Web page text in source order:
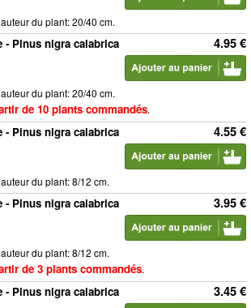
du plant: 20/40 cm.
4.95 €
- Pinus nigra calabrica
du plant: 20/40 cm.
de 10 plants commandés.
4.55 €
- Pinus nigra calabrica
du plant: 8/12 cm.
3.95 €
- Pinus nigra calabrica
du plant: 8/12 cm.
de 3 plants commandés.
3.45 €
- Pinus nigra calabrica